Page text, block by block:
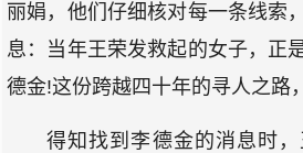
丽娟，他们仔细核对每一条线索
息：当年王荣发救起的女子，正
德金!这份跨越四十年的寻人之路
得知找到李德金的消息时